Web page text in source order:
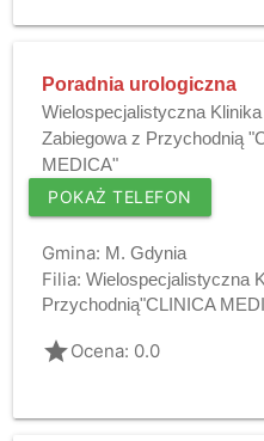
Poradnia urologiczna
Wielospecjalistyczna Klinika
Zabiegowa z Przychodnią
MEDICA"
POKAŻ TELEFON
Gmina: M. Gdynia
Filia: Wielospecjalistyczna
Przychodnią"CLINICA
gradeOcena: 0.0